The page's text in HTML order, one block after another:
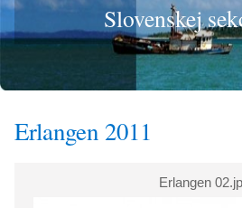
Slovenskej
Erlangen 2011
Erlangen